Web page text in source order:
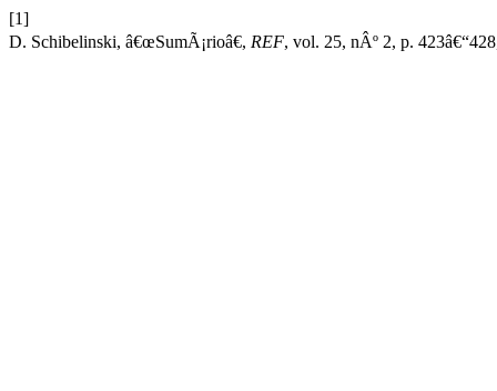
[1]
D. Schibelinski, â€œSumÃ¡rioâ€, REF, vol. 25, nÂº 2, p.